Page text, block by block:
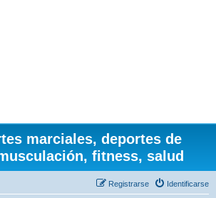
marciales, deportes de
fitness, salud
Identificarse
Registrarse